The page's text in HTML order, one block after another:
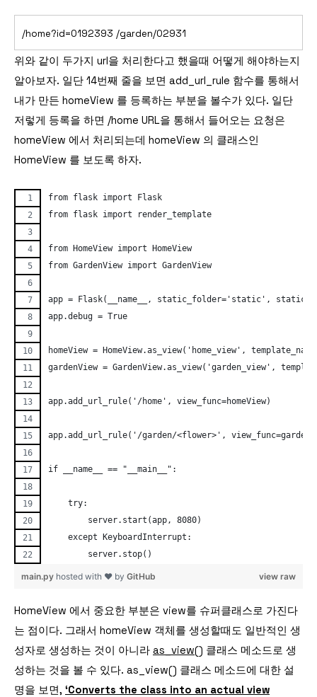
/home?id=0192393 /garden/02931
위와 같이 두가지 url을 처리한다고 했을때 어떻게 해야하는지
알아보자. 일단 14번째 줄을 보면 add_url_rule 함수를 통해서
내가 만든 homeView 를 등록하는 부분을 볼수가 있다. 일단
저렇게 등록을 하면 /home URL을 통해서 들어오는 요청은
homeView 에서 처리되는데 homeView 의 클래스인
HomeView 를 보도록 하자.
from flask import Flask
from flask import render_template
from HomeView import HomeView
from GardenView import GardenView
app = Flask(__name__, static_folder='static',
app.debug = True
homeView = HomeView.as_view('home_view',
gardenView = GardenView.as_view('garden_view',
app.add_url_rule('/home', view_func=homeView)
app.add_url_rule('/garden/<flower>',
if __name__ == "__main__":
    try:
        server.start(app, 8080)
    except KeyboardInterrupt:
        server.stop()
view raw
main.py hosted with ❤ by GitHub
HomeView 에서 중요한 부분은 view를 슈퍼클래스로 가진다
는 점이다. 그래서 homeView 객체를 생성할때도 일반적인 생
성자로 생성하는 것이 아니라 as_view() 클래스 메소드로 생
성하는 것을 볼 수 있다. as_view() 클래스 메소드에 대한 설
명을 보면, ‘Converts the class into an actual view